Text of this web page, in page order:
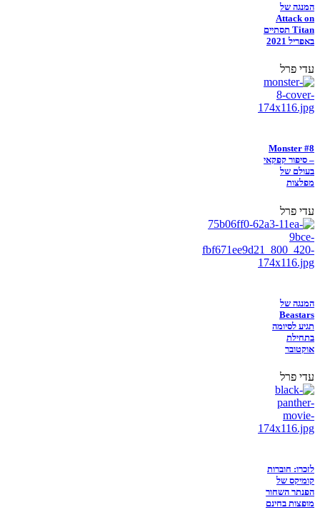
המנגה של
Attack on
Titan תסתיים
באפריל 2021
עדי פרל
Monster #8
– סיפור קפקאי
בעולם של
מפלצות
עדי פרל
המנגה של
Beastars
תגיע לסיומה
בתחילת
אוקטובר
עדי פרל
לזכרו: חוברות
קומיקס של
הפנתר השחור
מופצות בחינם